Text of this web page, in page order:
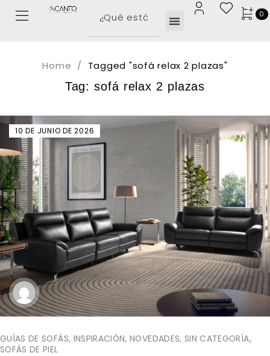
0
Tag: sofá relax 2 plazas
Home / Tagged "sofá relax 2 plazas"
10 DE JUNIO DE 2026
GUÍAS DE SOFÁS, INSPIRACIÓN,NOVEDADES, SIN CATEGORÍA,
SOFÁS DE PIEL